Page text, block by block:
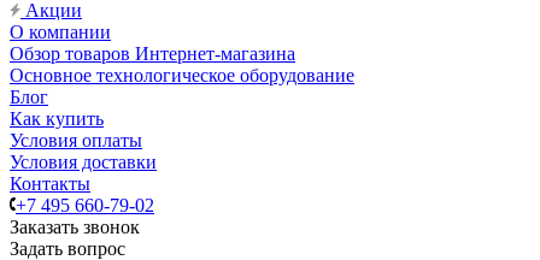
Акции
О компании
Обзор товаров Интернет-магазина
Основное технологическое оборудование
Блог
Как купить
Условия оплаты
Условия доставки
Контакты
+7 495 660-79-02
Заказать звонок
Задать вопрос